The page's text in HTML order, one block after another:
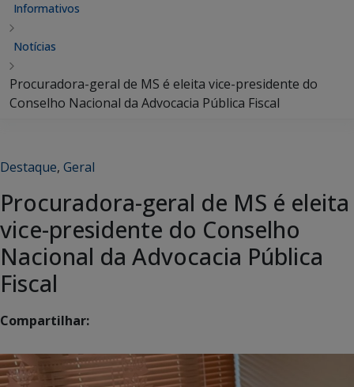
Informativos
Notícias
Procuradora-geral de MS é eleita vice-presidente do
Conselho Nacional da Advocacia Pública Fiscal
Destaque, Geral
Procuradora-geral de MS é eleita
vice-presidente do Conselho
Nacional da Advocacia Pública
Fiscal
Compartilhar: